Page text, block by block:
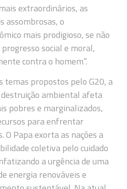
extraordinários, as
assombrosas, o
mais prodigioso, se não
social e moral,
contra o homem”.
temas propostos pelo G20, a
ambiental afeta
pobres e marginalizados,
para enfrentar
Papa exorta as nações a
coletiva pelo cuidado
a urgência de uma
energia renováveis e